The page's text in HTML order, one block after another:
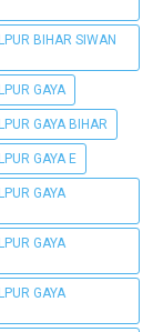
BIHAR SIWAN
GAYA
GAYA BIHAR
GAYA E
GAYA
GAYA
GAYA